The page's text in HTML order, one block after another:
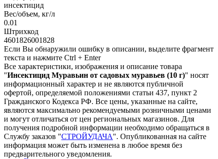
инсектицид
Вес/объем, кг/л
0.01
Штрихкод
4601826001828
Если Вы обнаружили ошибку в описании, выделите фрагмент
текста и нажмите Ctrl + Enter
Все характеристики, изображения и описание товара
"Инсектицид Муравьин от садовых муравьев (10 г)" носят
информационный характер и не являются публичной
офертой, определяемой положениями статьи 437, пункт 2
Гражданского Кодекса РФ. Все цены, указанные на сайте,
являются максимально рекомендуемыми розничными ценами
и могут отличаться от цен региональных магазинов. Для
получения подробной информации необходимо обращаться в
Службу заказов "СТРОЙУДАЧА". Опубликованная на сайте
информация может быть изменена в любое время без
предварительного уведомления.